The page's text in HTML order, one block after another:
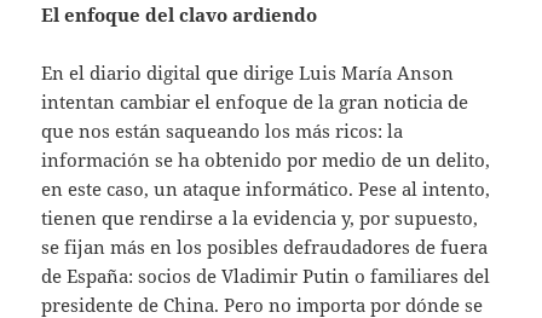
El enfoque del clavo ardiendo
En el diario digital que dirige Luis María Anson
intentan cambiar el enfoque de la gran noticia de
que nos están saqueando los más ricos: la
información se ha obtenido por medio de un delito,
en este caso, un ataque informático. Pese al intento,
tienen que rendirse a la evidencia y, por supuesto,
se fijan más en los posibles defraudadores de fuera
de España: socios de Vladimir Putin o familiares del
presidente de China. Pero no importa por dónde se